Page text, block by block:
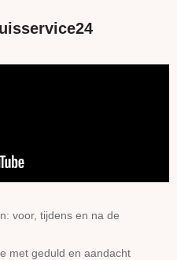
voor, tijdens en na de
met geduld en aandacht